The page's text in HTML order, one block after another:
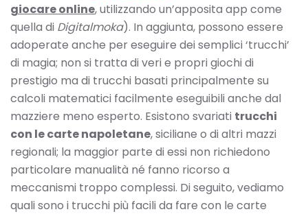
giocare online, utilizzando un’apposita app come
quella di Digitalmoka). In aggiunta, possono essere
adoperate anche per eseguire dei semplici ‘trucchi’
di magia; non si tratta di veri e propri giochi di
prestigio ma di trucchi basati principalmente su
calcoli matematici facilmente eseguibili anche dal
mazziere meno esperto. Esistono svariati trucchi
con le carte napoletane, siciliane o di altri mazzi
regionali; la maggior parte di essi non richiedono
particolare manualità né fanno ricorso a
meccanismi troppo complessi. Di seguito, vediamo
quali sono i trucchi più facili da fare con le carte